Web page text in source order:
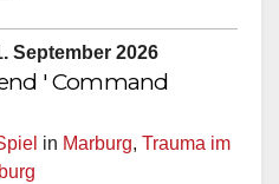
September 2026
' Command
in Marburg, Trauma im